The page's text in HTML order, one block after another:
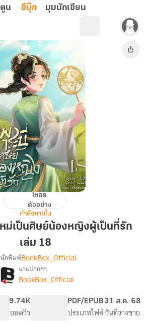
น อีบุ๊ก มุมนักเขียน
โหลด
ตัวอย่าง
กำลังภายใน
หม่เป็นศิษย์น้องหญิงผู้เป็นที่รัก
เล่ม 18
เรื่อง[จบ]
เทพ
กพิมพ์BookBox_Official
นามปากกา
BookBox_Official
9.74K
ยอดวิว
PDF/EPUB
ประเภทไฟล์
31 ส.ค. 68
วันที่วางขาย